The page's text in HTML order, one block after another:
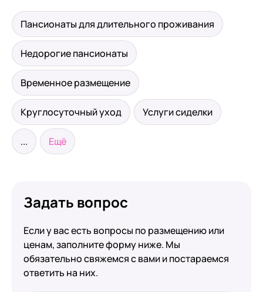
Пансионаты для длительного проживания
Недорогие пансионаты
Временное размещение
Круглосуточный уход Услуги сиделки
... Ещё
Задать вопрос
Если у вас есть вопросы по размещению или
ценам, заполните форму ниже. Мы
обязательно свяжемся с вами и постараемся
ответить на них.